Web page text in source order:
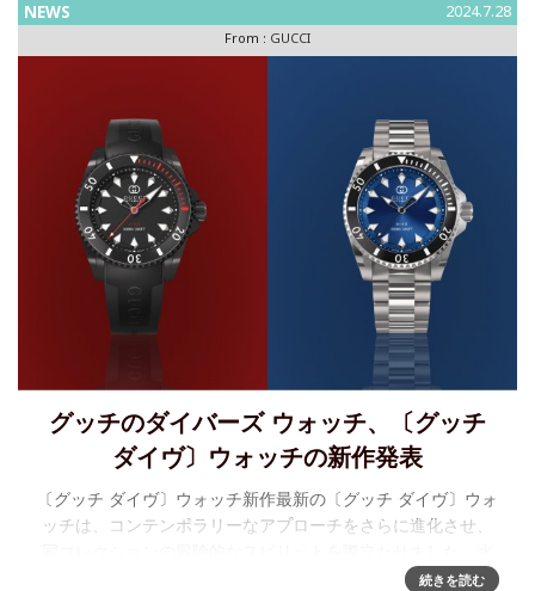
世代コレクションとして、〔G-タイムレス〕、〔GUCCI
25H〕
NEWS 2024.7.28
From : GUCCI
グッチのダイバーズ ウォッチ、〔グッチ
ダイヴ〕ウォッチの新作発表
〔グッチ ダイヴ〕ウォッチ新作最新の〔グッチ ダイヴ〕ウォ
ッチは、コンテンポラリーなアプローチをさらに進化させ、
深300メートルまでの防水性と、水中での時間計測時の安全性
続きを読む